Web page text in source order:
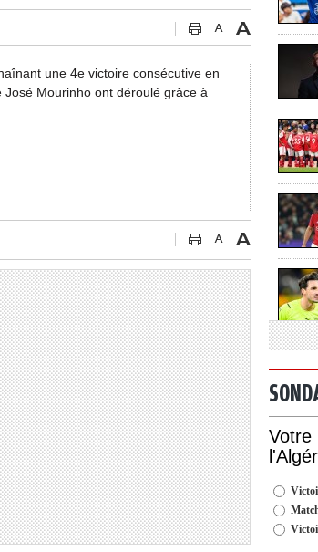
une 4e victoire consécutive en
Mourinho ont déroulé grâce à
Votre